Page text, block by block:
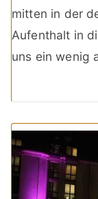
mitten in der
Aufenthalt in
uns ein wenig